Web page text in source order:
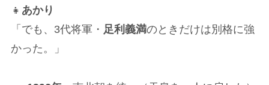
👧 あかり
「でも、3代将軍・ 足利義満のときだけは別格に強
かった。」